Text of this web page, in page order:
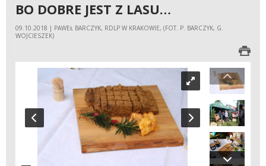
BO DOBRE JEST Z LASU…
09.10.2018 | PAWEŁ BARCZYK, RDLP W KRAKOWIE, (FOT. P. BARCZYK, G.
WOJCIESZEK)